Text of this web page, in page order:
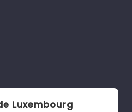
Luxembourg